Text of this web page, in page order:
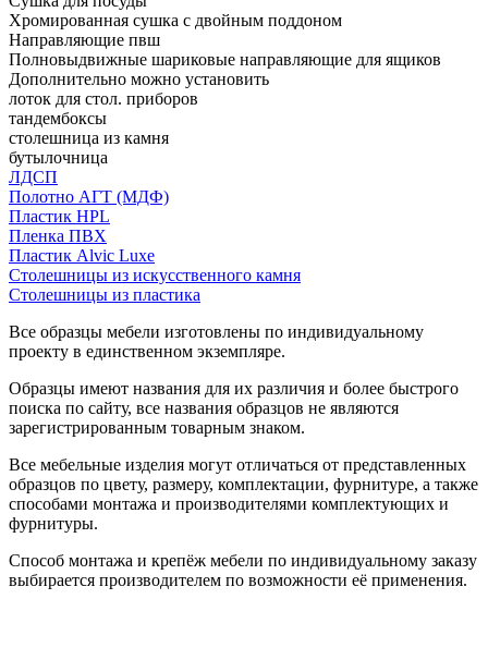
Хромированная сушка с двойным поддоном
Направляющие пвш
Полновыдвижные шариковые направляющие для ящиков
Дополнительно можно установить
лоток для стол. приборов
тандембоксы
столешница из камня
бутылочница
ЛДСП
Полотно АГТ (МДФ)
Пластик HPL
Пленка ПВХ
Пластик Alvic Luxe
Столешницы из искусственного камня
Столешницы из пластика
Все образцы мебели изготовлены по индивидуальному
проекту в единственном экземпляре.
Образцы имеют названия для их различия и более быстрого
поиска по сайту, все названия образцов не являются
зарегистрированным товарным знаком.
Все мебельные изделия могут отличаться от представленных
образцов по цвету, размеру, комплектации, фурнитуре, а также
способами монтажа и производителями комплектующих и
фурнитуры.
Способ монтажа и крепёж мебели по индивидуальному заказу
выбирается производителем по возможности её применения.